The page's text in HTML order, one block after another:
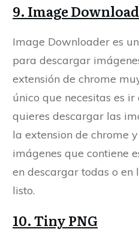
9. Image
Image Downloader es
para descargar
extensión de chrome
único que necesitas es
quieres descargar las
la extension de chrome
imágenes que contiene
en descargar todas o en
listo.
10. Tiny PNG